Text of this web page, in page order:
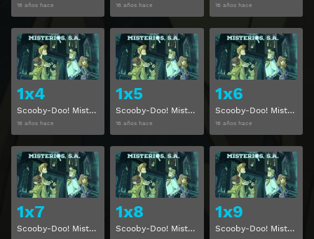
16 años hace 16 años hace 16 años hace
1x4
Scooby-Doo! Misterios, S. A. Temporada 1 Capitulo 4
16 años hace
Ver
1x5
Scooby-Doo! Misterios, S. A. Temporada 1 Capitulo 5
16 años hace
Ver
1x6
Scooby-Doo! Misterios, S. A. Temporada 1 Capitulo 6
16 años hace
1x7
Scooby-Doo! Misterios, S. A. Temporada 1 Capitulo 7
Ver
1x8
Scooby-Doo! Misterios, S. A. Temporada 1 Capitulo 8
Ver
1x9
Scooby-Doo! Misterios, S. A. Temporada 1 Capitulo 9